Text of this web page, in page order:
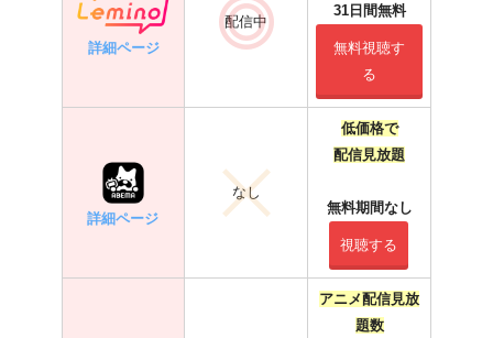
詳細ページ
配信中
31日間無料
無料視聴す
る
詳細ページ
なし
低価格で
配信見放題
無料期間なし
視聴する
アニメ配信見放
題数